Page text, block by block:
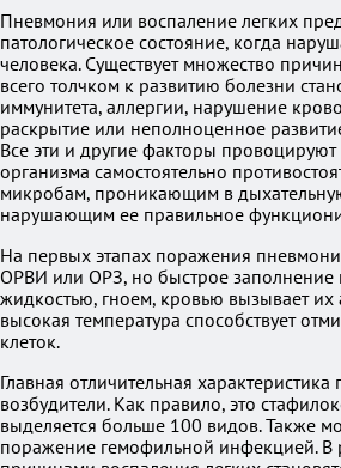
Пневмония или воспаление легких
патологическое состояние, когда
человека. Существует множество
всего толчком к развитию болезни
иммунитета, аллергии, нарушение
раскрытие или неполноценное
Все эти и другие факторы
организма самостоятельно
микробам, проникающим в
нарушающим ее правильное
На первых этапах поражения
ОРВИ или ОРЗ, но быстрое заполнение
жидкостью, гноем, кровью вызывает
высокая температура способствует
клеток.
Главная отличительная
возбудители. Как правило, это
выделяется больше 100 видов. Также
поражение гемофильной инфекцией. В